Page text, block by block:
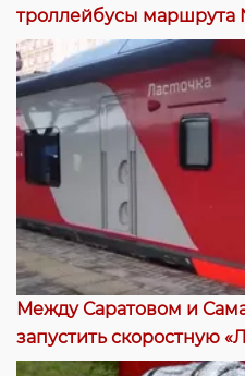
троллейбусы маршрута
Между Саратовом и
запустить скоростную